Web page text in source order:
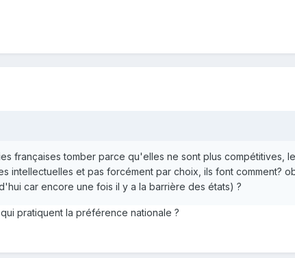
françaises tomber parce qu'elles ne sont plus compétitives,
intellectuelles et pas forcément par choix, ils font comment?
car encore une fois il y a la barrière des états) ?
pratiquent la préférence nationale ?